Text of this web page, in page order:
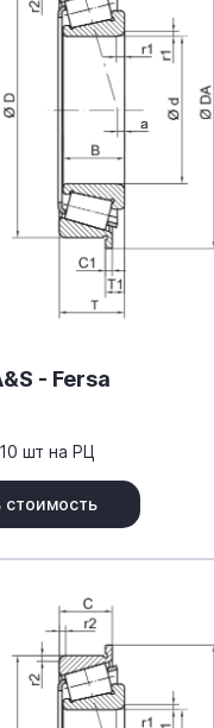
- Fersa
шт на РЦ
стоимость